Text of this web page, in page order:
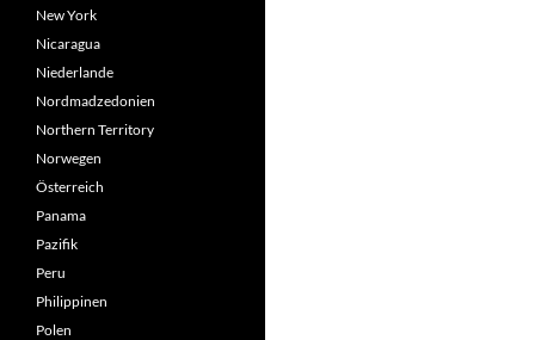
New York
Nicaragua
Niederlande
Nordmadzedonien
Northern Territory
Norwegen
Österreich
Panama
Pazifik
Peru
Philippinen
Polen